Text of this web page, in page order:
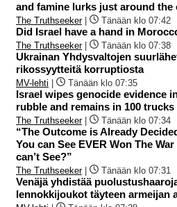
and famine lurks just around the
The Truthseeker| Tänään klo 07:42
Did Israel have a hand in
The Truthseeker| Tänään klo 07:38
Ukrainan Yhdysvaltojen
rikossyytteitä korruptiosta
MV-lehti Tänään klo 07:35
Israel wipes genocide evidence
rubble and remains in 100 trucks
The Truthseeker| Tänään klo 07:34
“The Outcome is Already
You can See EVER Won The
can’t See?”
The Truthseeker| Tänään klo 07:31
Venäjä yhdistää
lennokkijoukot täyteen armeijan